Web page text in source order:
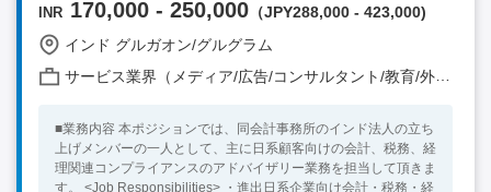
INR 170,000 - 250,000 （JPY288,000 - 423,000)
インド グルガオン/グルグラム
サービス業界（メディア/広告/コンサルタント/教育/外食/飲食/美容/娯楽/士業 他）
■業務内容 本ポジションでは、同会計事務所のインド法人の立ち
上げメンバーの一人として、主に日系顧客向けの会計、税務、経
理関連コンプライアンスのアドバイザリー業務を担当して頂きま
す。 <Job Responsibilities> ・進出日系企業向け会計・税務・経